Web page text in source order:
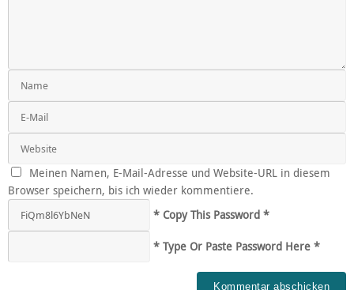
Meinen Namen, E-Mail-Adresse und Website-URL in diesem
Browser speichern, bis ich wieder kommentiere.
* Copy This Password *
* Type Or Paste Password Here *